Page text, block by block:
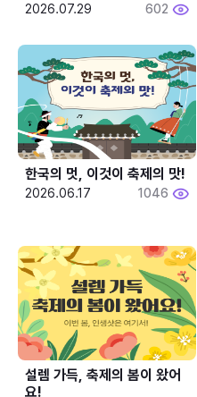
2026.07.29 602
한국의 멋, 이것이 축제의 맛!
2026.06.17 1046
설렘 가득, 축제의 봄이 왔어
요!